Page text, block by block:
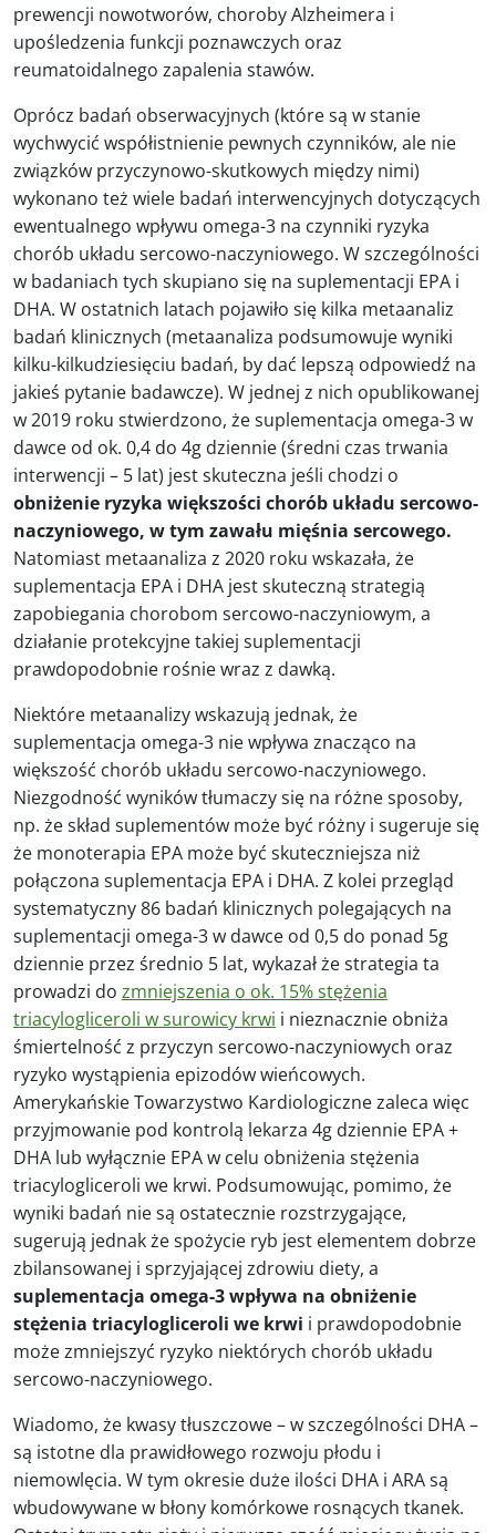
prewencji nowotworów, choroby Alzheimera i
upośledzenia funkcji poznawczych oraz
reumatoidalnego zapalenia stawów.
Oprócz badań obserwacyjnych (które są w stanie
wychwycić współistnienie pewnych czynników, ale nie
związków przyczynowo-skutkowych między nimi)
wykonano też wiele badań interwencyjnych dotyczących
ewentualnego wpływu omega-3 na czynniki ryzyka
chorób układu sercowo-naczyniowego. W szczególności
w badaniach tych skupiano się na suplementacji EPA i
DHA. W ostatnich latach pojawiło się kilka metaanaliz
badań klinicznych (metaanaliza podsumowuje wyniki
kilku-kilkudziesięciu badań, by dać lepszą odpowiedź na
jakieś pytanie badawcze). W jednej z nich opublikowanej
w 2019 roku stwierdzono, że suplementacja omega-3 w
dawce od ok. 0,4 do 4g dziennie (średni czas trwania
interwencji – 5 lat) jest skuteczna jeśli chodzi o
obniżenie ryzyka większości chorób układu sercowo-
naczyniowego, w tym zawału mięśnia sercowego.
Natomiast metaanaliza z 2020 roku wskazała, że
suplementacja EPA i DHA jest skuteczną strategią
zapobiegania chorobom sercowo-naczyniowym, a
działanie protekcyjne takiej suplementacji
prawdopodobnie rośnie wraz z dawką.
Niektóre metaanalizy wskazują jednak, że
suplementacja omega-3 nie wpływa znacząco na
większość chorób układu sercowo-naczyniowego.
Niezgodność wyników tłumaczy się na różne sposoby,
np. że skład suplementów może być różny i sugeruje się
że monoterapia EPA może być skuteczniejsza niż
połączona suplementacja EPA i DHA. Z kolei przegląd
systematyczny 86 badań klinicznych polegających na
suplementacji omega-3 w dawce od 0,5 do ponad 5g
dziennie przez średnio 5 lat, wykazał że strategia ta
prowadzi do zmniejszenia o ok. 15% stężenia
triacylogliceroli w surowicy krwi i nieznacznie obniża
śmiertelność z przyczyn sercowo-naczyniowych oraz
ryzyko wystąpienia epizodów wieńcowych.
Amerykańskie Towarzystwo Kardiologiczne zaleca więc
przyjmowanie pod kontrolą lekarza 4g dziennie EPA +
DHA lub wyłącznie EPA w celu obniżenia stężenia
triacylogliceroli we krwi. Podsumowując, pomimo, że
wyniki badań nie są ostatecznie rozstrzygające,
sugerują jednak że spożycie ryb jest elementem dobrze
zbilansowanej i sprzyjającej zdrowiu diety, a
suplementacja omega-3 wpływa na obniżenie
stężenia triacylogliceroli we krwi i prawdopodobnie
może zmniejszyć ryzyko niektórych chorób układu
sercowo-naczyniowego.
Wiadomo, że kwasy tłuszczowe – w szczególności DHA –
są istotne dla prawidłowego rozwoju płodu i
niemowlęcia. W tym okresie duże ilości DHA i ARA są
wbudowywane w błony komórkowe rosnących tkanek.